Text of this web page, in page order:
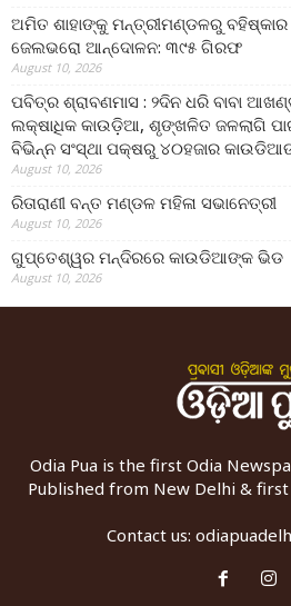
ଅମିତ ଶାହାଙ୍କୁ ମନ୍ତ୍ରୀମଣ୍ଡଳରୁ
ଜେଲଭରୋ ଆନ୍ଦୋଳନ: ୩୯୫ ଗିରଫ
August 10, 2026
ପବିତ୍ର ଶ୍ରାବଣମାସ : ୨ଦିନ ଧରି ବାବା
ଲକ୍ଷାଧିକ କାଉଡ଼ିଆ, ଶୃଙ୍ଖଳିତ ଜଳଲାଗି
ବିଭିନ୍ନ ସଂସ୍ଥା ପକ୍ଷରୁ ୪୦ହଜାର
August 10, 2026
ରିତାରାଣୀ ବନ୍ତ ମଣ୍ଡଳ ମହିଳା ସଭାନେତ୍ରୀ
August 10, 2026
ଗୁପ୍ତେଶ୍ୱର ମନ୍ଦିରରେ କାଉଡିଆଙ୍କ ଭିଡ
August 10, 2026
Odia Pua is the first Odia
Published from New Delhi &
Contact us: